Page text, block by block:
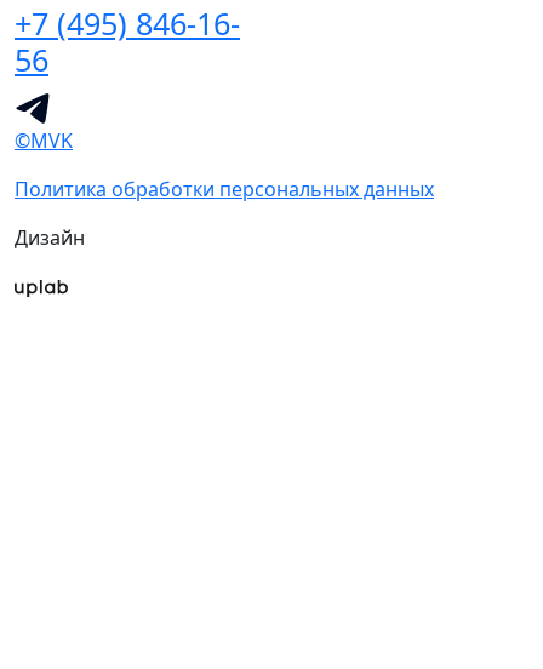
+7 (495) 846-16-
56
©MVK
Политика обработки персональных данных
Дизайн